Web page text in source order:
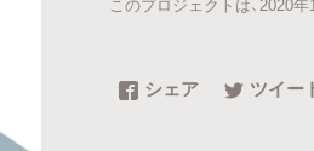
シェア ツイー